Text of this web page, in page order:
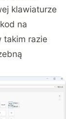
klawiaturze
na
takim razie